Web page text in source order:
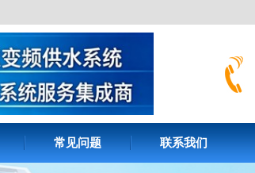
常见问题 联系我们